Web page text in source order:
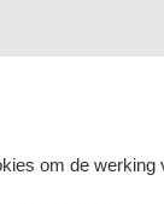
om de werking